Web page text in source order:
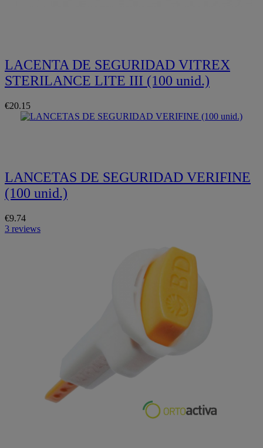
LACENTA DE SEGURIDAD VITREX
STERILANCE LITE III (100 unid.)
€20.15
LANCETAS DE SEGURIDAD VERIFINE
(100 unid.)
€9.74
3 reviews